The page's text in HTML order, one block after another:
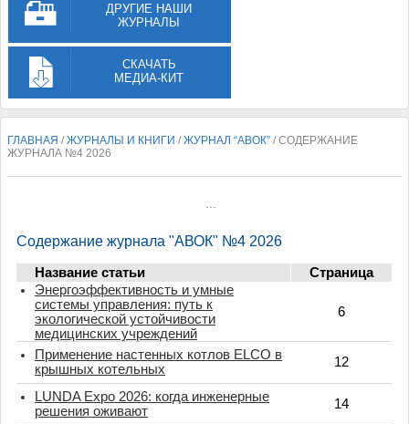
ДРУГИЕ НАШИ
ЖУРНАЛЫ
СКАЧАТЬ
МЕДИА-КИТ
ГЛАВНАЯ /ЖУРНАЛЫ И КНИГИ /ЖУРНАЛ “АВОК” / СОДЕРЖАНИЕ
ЖУРНАЛА №4 2026
Содержание журнала "АВОК" №4 2026
Название статьи
Страница
Энергоэффективность и умные
системы управления: путь к
экологической устойчивости
медицинских учреждений
6
Применение настенных котлов ELCO в
крышных котельных
12
LUNDA Expo 2026: когда инженерные
решения оживают
14